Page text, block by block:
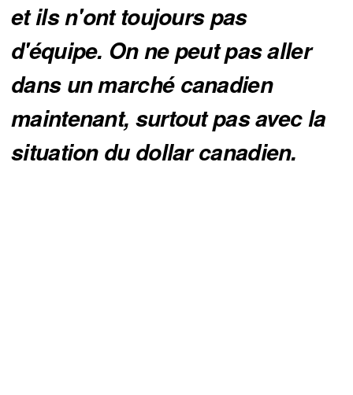
et ils n'ont toujours pas
d'équipe. On ne peut pas aller
dans un marché canadien
maintenant, surtout pas avec la
situation du dollar canadien.